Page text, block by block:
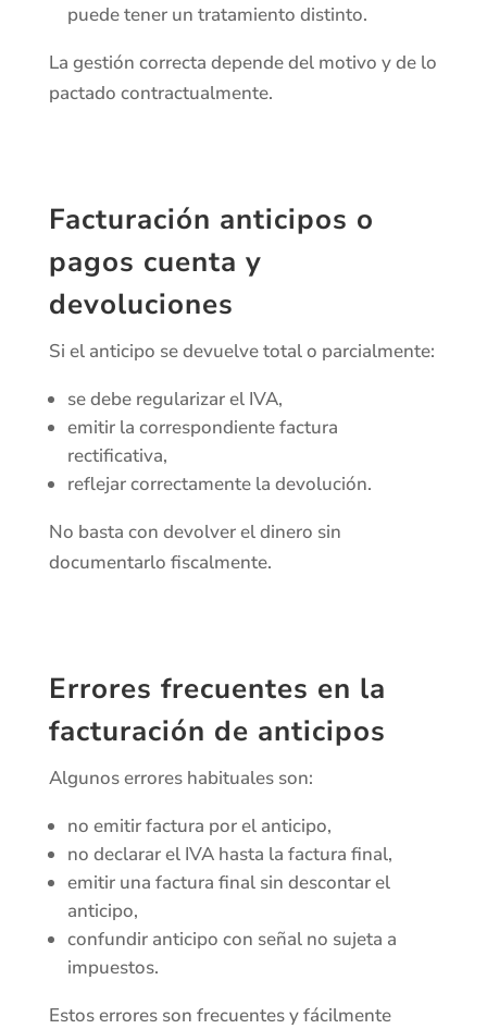
puede tener un tratamiento distinto.
La gestión correcta depende del motivo y de lo
pactado contractualmente.
Facturación anticipos o
pagos cuenta y
devoluciones
Si el anticipo se devuelve total o parcialmente:
se debe regularizar el IVA,
emitir la correspondiente factura
rectificativa,
reflejar correctamente la devolución.
No basta con devolver el dinero sin
documentarlo fiscalmente.
Errores frecuentes en la
facturación de anticipos
Algunos errores habituales son:
no emitir factura por el anticipo,
no declarar el IVA hasta la factura final,
emitir una factura final sin descontar el
anticipo,
confundir anticipo con señal no sujeta a
impuestos.
Estos errores son frecuentes y fácilmente